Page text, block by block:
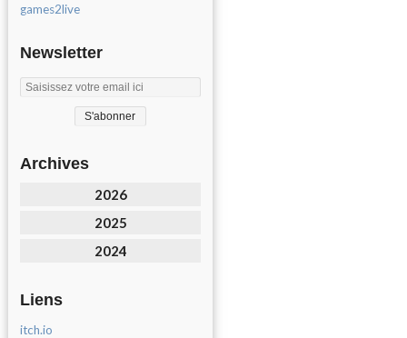
games2live
Newsletter
Archives
2026
2025
2024
Liens
itch.io